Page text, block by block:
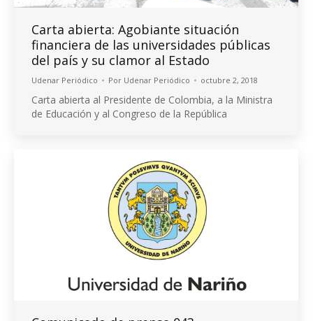
Carta abierta: Agobiante situación
financiera de las universidades públicas
del país y su clamor al Estado
Udenar Periódico Por Udenar Periódico octubre 2, 2018
Carta abierta al Presidente de Colombia, a la Ministra
de Educación y al Congreso de la República